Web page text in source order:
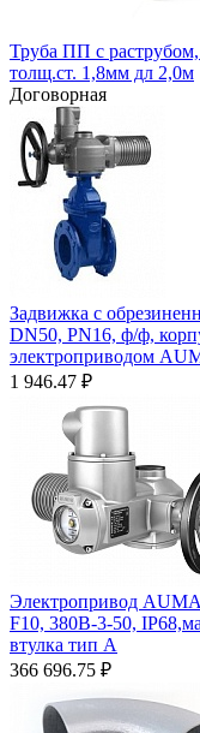
Труба ПП с
толщ.ст. 1,8мм дл 2,0м
Договорная
Задвижка с
DN50, PN16, ф/ф,
электроприводом
1 946.47 ₽
Электропривод
F10, 380В-3-50,
втулка тип А
366 696.75 ₽